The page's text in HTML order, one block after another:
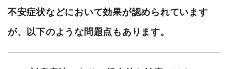
不安症状などにおいて効果が認められています
が、以下のような問題点もあります。